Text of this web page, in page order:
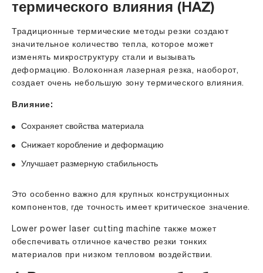
термического влияния (HAZ)
Традиционные термические методы резки создают
значительное количество тепла, которое может
изменять микроструктуру стали и вызывать
деформацию. Волоконная лазерная резка, наоборот,
создает очень небольшую зону термического влияния.
Влияние:
Сохраняет свойства материала
Снижает коробление и деформацию
Улучшает размерную стабильность
Это особенно важно для крупных конструкционных
компонентов, где точность имеет критическое значение.
Lower power laser cutting machine также может
обеспечивать отличное качество резки тонких
материалов при низком тепловом воздействии.